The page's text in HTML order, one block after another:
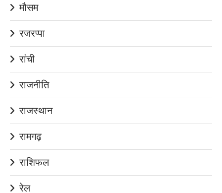
मौसम
रजरप्पा
रांची
राजनीति
राजस्थान
रामगढ़
राशिफल
रेल